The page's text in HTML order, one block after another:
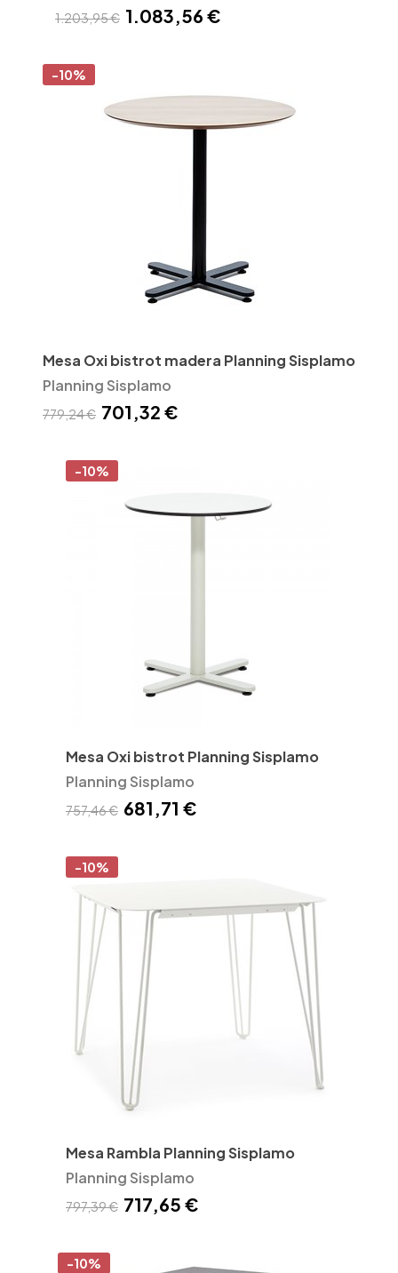
1.203,95 € 1.083,56 €
-10%
Mesa Oxi bistrot madera Planning Sisplamo
Planning Sisplamo
779,24 € 701,32 €
-10%
Mesa Oxi bistrot Planning Sisplamo
Planning Sisplamo
757,46 € 681,71 €
-10%
Mesa Rambla Planning Sisplamo
Planning Sisplamo
797,39 € 717,65 €
-10%